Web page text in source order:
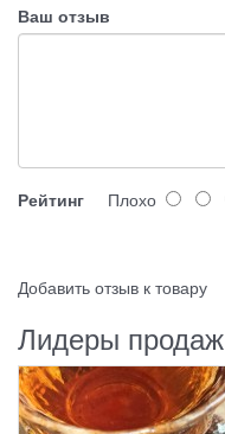
Ваш отзыв
Рейтинг Плохо
Добавить отзыв к товару
Лидеры продаж